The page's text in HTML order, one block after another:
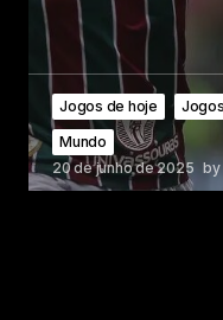
Jogos de hoje
Mundo
20 de junho de 2025 by